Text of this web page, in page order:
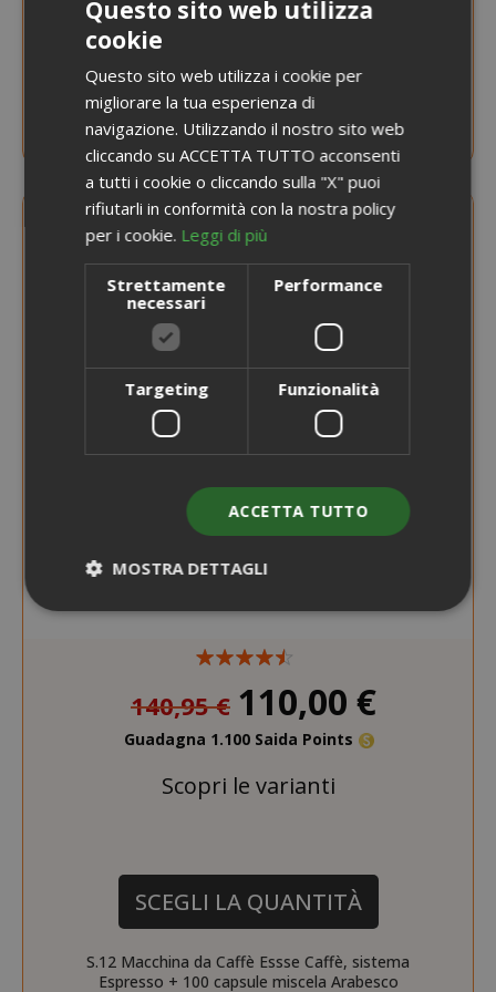
SCEGLI LA QUANTITÀ
S.12 Macchina da Caffè Essse Caffè, sistema
Espresso + 100 capsule miscela Barocco
140,95 € 110,00 €
Guadagna 1.100 Saida Points
Scopri le varianti
SCEGLI LA QUANTITÀ
S.12 Macchina da Caffè Essse Caffè, sistema
Espresso + 100 capsule miscela Arabesco
Questo sito web utilizza
cookie
Questo sito web utilizza i cookie per
migliorare la tua esperienza di
navigazione. Utilizzando il nostro sito web
cliccando su ACCETTA TUTTO acconsenti
a tutti i cookie o cliccando sulla "X" puoi
rifiutarli in conformità con la nostra policy
per i cookie. Leggi di più
Strettamente
necessari
Performance
Targeting Funzionalità
ACCETTA TUTTO
MOSTRA DETTAGLI
Strettamente necessari
Funzionalità
I cookie strettamente necessari
consentono le funzionalità principali del
sito web come l'accesso dell'utente e la
gestione dell'account. Il sito web non può
NOME
SID